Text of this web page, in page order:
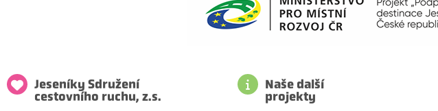
Jeseníky Sdružení
cestovního ruchu, z.s.
Naše další
projekty